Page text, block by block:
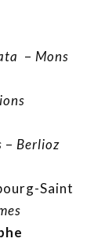
– Mons
– Berlioz
Saint